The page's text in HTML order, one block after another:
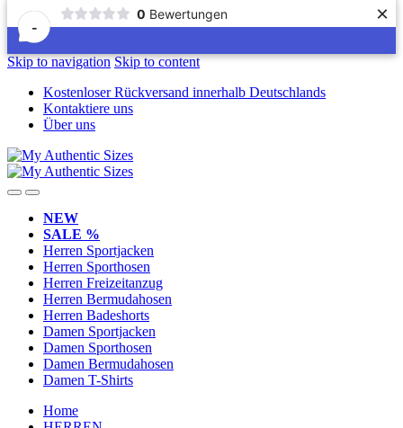
-
0 Bewertungen ×
Skip to navigation Skip to content
Kostenloser Rückversand innerhalb Deutschlands
Kontaktiere uns
Über uns
NEW
SALE %
Herren Sportjacken
Herren Sporthosen
Herren Freizeitanzug
Herren Bermudahosen
Herren Badeshorts
Damen Sportjacken
Damen Sporthosen
Damen Bermudahosen
Damen T-Shirts
Home